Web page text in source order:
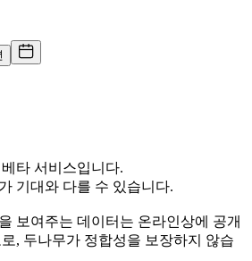
타 서비스입니다.
기대와 다를 수 있습니다.
보여주는 데이터는 온라인상에 공개
, 두나무가 정합성을 보장하지 않습